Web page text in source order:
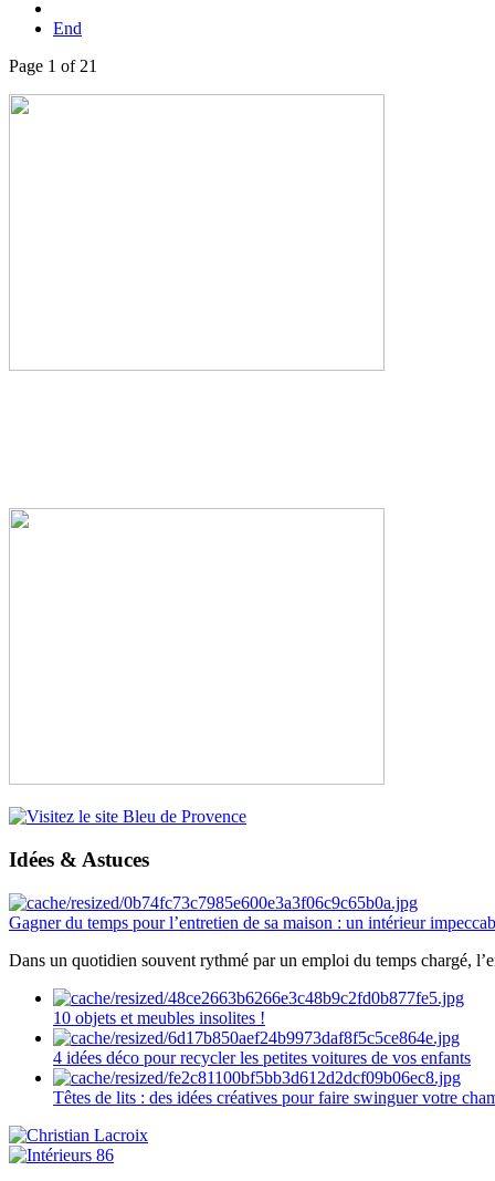
End
Page 1 of 21
Idées & Astuces
Gagner du temps pour l’entretien de sa maison : un intérieur
Dans un quotidien souvent rythmé par un emploi du temps chargé,
10 objets et meubles insolites !
4 idées déco pour recycler les petites voitures de vos enfants
Têtes de lits : des idées créatives pour faire swinguer votre